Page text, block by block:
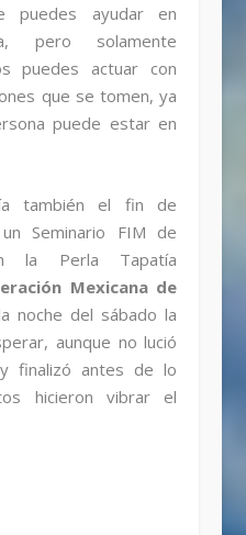
puedes ayudar en
pero solamente
puedes actuar con
que se tomen, ya
puede estar en
también el fin de
Seminario FIM de
la Perla Tapatía
Mexicana de
noche del sábado la
aunque no lució
finalizó antes de lo
hicieron vibrar el